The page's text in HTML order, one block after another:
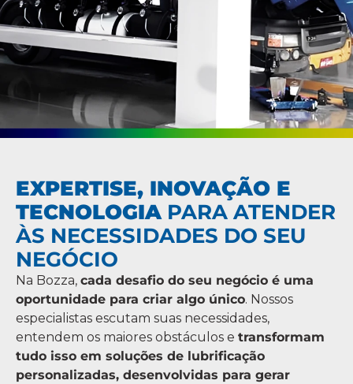
EXPERTISE, INOVAÇÃO E
TECNOLOGIA PARA ATENDER
ÀS NECESSIDADES DO SEU
NEGÓCIO
Na Bozza, cada desafio do seu negócio é uma
oportunidade para criar algo único. Nossos
especialistas escutam suas necessidades,
entendem os maiores obstáculos e transformam
tudo isso em soluções de lubrificação
personalizadas, desenvolvidas para gerar